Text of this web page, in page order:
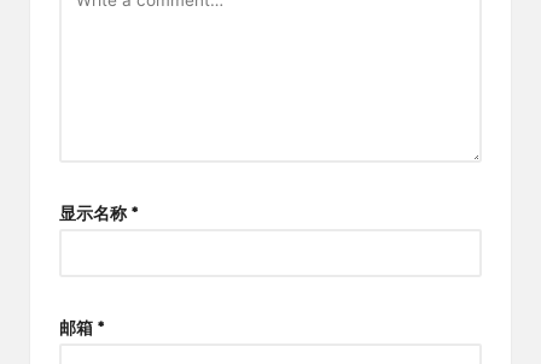
显示名称 *
邮箱 *